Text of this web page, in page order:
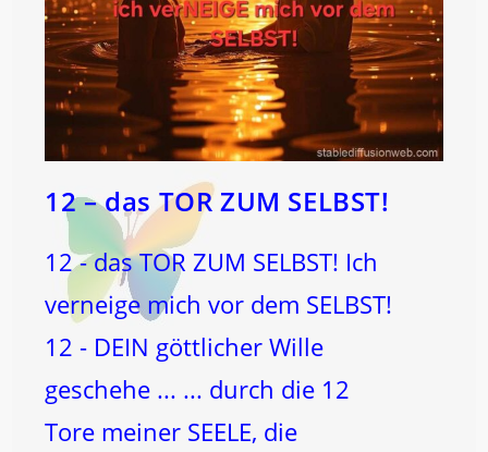
12 – das TOR ZUM SELBST!
12 - das TOR ZUM SELBST! Ich
verneige mich vor dem SELBST!
12 - DEIN göttlicher Wille
geschehe ... ... durch die 12
Tore meiner SEELE, die